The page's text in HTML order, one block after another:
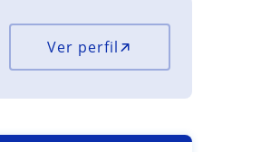
Ver perfil